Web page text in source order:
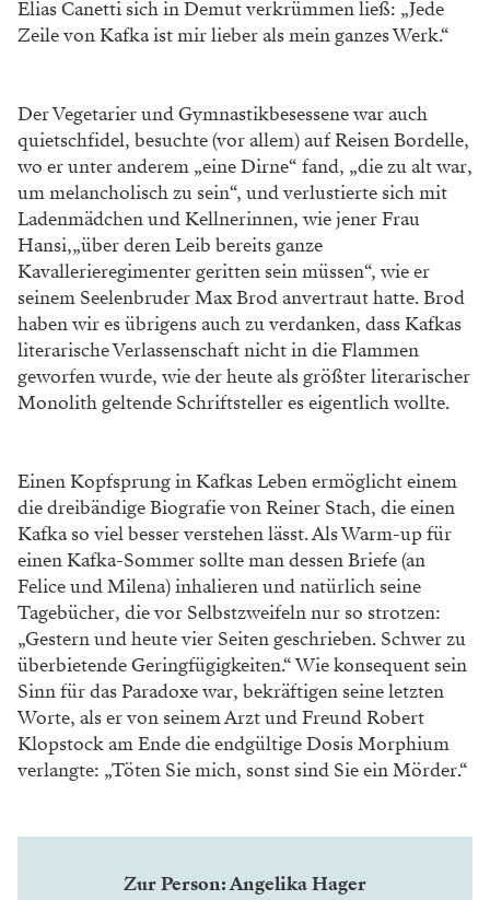
Elias Canetti sich in Demut verkrümmen ließ: „Jede
Zeile von Kafka ist mir lieber als mein ganzes Werk.“
Der Vegetarier und Gymnastikbesessene war auch
quietschfidel, besuchte (vor allem) auf Reisen Bordelle,
wo er unter anderem „eine Dirne“ fand, „die zu alt war,
um melancholisch zu sein“, und verlustierte sich mit
Ladenmädchen und Kellnerinnen, wie jener Frau
Hansi,„über deren Leib bereits ganze
Kavallerieregimenter geritten sein müssen“, wie er
seinem Seelenbruder Max Brod anvertraut hatte. Brod
haben wir es übrigens auch zu verdanken, dass Kafkas
literarische Verlassenschaft nicht in die Flammen
geworfen wurde, wie der heute als größter literarischer
Monolith geltende Schriftsteller es eigentlich wollte.
Einen Kopfsprung in Kafkas Leben ermöglicht einem
die dreibändige Biografie von Reiner Stach, die einen
Kafka so viel besser verstehen lässt. Als Warm-up für
einen Kafka-Sommer sollte man dessen Briefe (an
Felice und Milena) inhalieren und natürlich seine
Tagebücher, die vor Selbstzweifeln nur so strotzen:
„Gestern und heute vier Seiten geschrieben. Schwer zu
überbietende Geringfügigkeiten.“ Wie konsequent sein
Sinn für das Paradoxe war, bekräftigen seine letzten
Worte, als er von seinem Arzt und Freund Robert
Klopstock am Ende die endgültige Dosis Morphium
verlangte: „Töten Sie mich, sonst sind Sie ein Mörder.“
Zur Person: Angelika Hager